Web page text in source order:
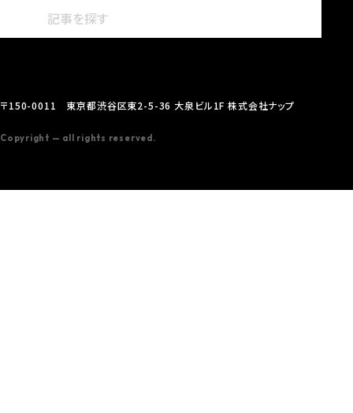
〒150-0011 東京都渋谷区東2-5-36 大泉ビル1F 株式会社ナップ
Copyright — all rights reserved.